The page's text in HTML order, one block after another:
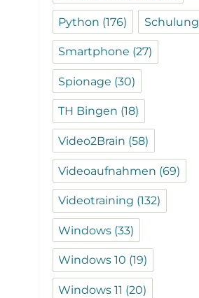
Python (176) Schulung
Smartphone (27)
Spionage (30)
TH Bingen (18)
Video2Brain (58)
Videoaufnahmen (69)
Videotraining (132)
Windows (33)
Windows 10 (19)
Windows 11 (20)